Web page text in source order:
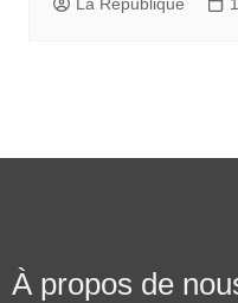
À propos de